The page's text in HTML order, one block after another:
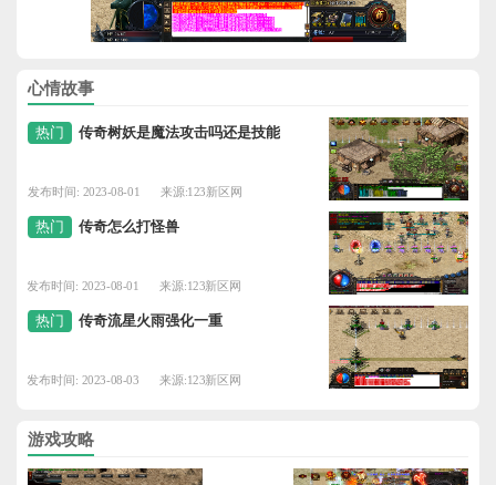
心情故事
传奇树妖是魔法攻击吗还是技能
发布时间: 2023-08-01 来源:123新区网
热门
传奇怎么打怪兽
发布时间: 2023-08-01 来源:123新区网
热门
传奇流星火雨强化一重
发布时间: 2023-08-03 来源:123新区网
热门
游戏攻略